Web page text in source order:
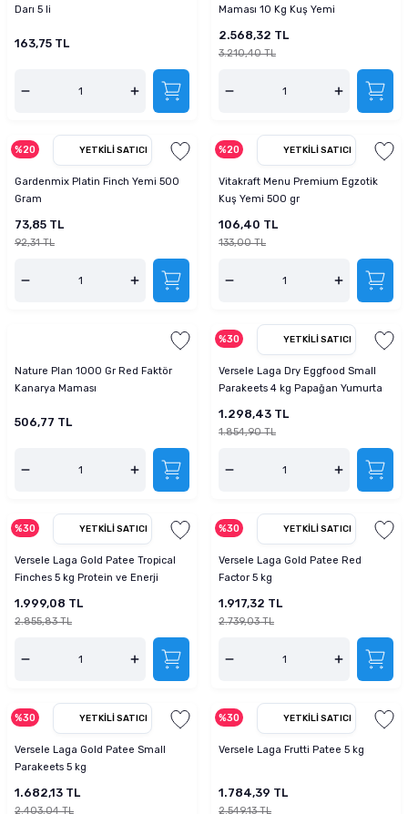
Darı 5 li
163,75 TL
Maması 10 Kg Kuş Yemi
2.568,32 TL
3.210,40 TL
%20 YETKILI SATICI
Gardenmix Platin Finch Yemi 500
Gram
73,85 TL
92,31 TL
%20 YETKILI SATICI
Vitakraft Menu Premium Egzotik
Kuş Yemi 500 gr
106,40 TL
133,00 TL
Nature Plan 1000 Gr Red Faktör
Kanarya Maması
506,77 TL
%30 YETKILI SATICI
Versele Laga Dry Eggfood Small
Parakeets 4 kg Papağan Yumurta
1.298,43 TL
1.854,90 TL
%30 YETKILI SATICI
Versele Laga Gold Patee Tropical
Finches 5 kg Protein ve Enerji
1.999,08 TL
2.855,83 TL
%30 YETKILI SATICI
Versele Laga Gold Patee Red
Factor 5 kg
1.917,32 TL
2.739,03 TL
%30 YETKILI SATICI
Versele Laga Gold Patee Small
Parakeets 5 kg
1.682,13 TL
2.403,04 TL
%30 YETKILI SATICI
Versele Laga Frutti Patee 5 kg
1.784,39 TL
2.549,13 TL